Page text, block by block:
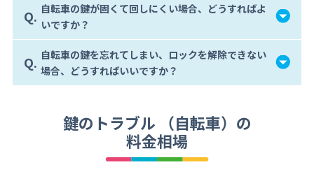
Q. 自転車の鍵が固くて回しにくい場合、どうすればよ
いですか？
Q. 自転車の鍵を忘れてしまい、ロックを解除できない
場合、どうすればいいですか？
鍵のトラブル （自転車）の
料金相場